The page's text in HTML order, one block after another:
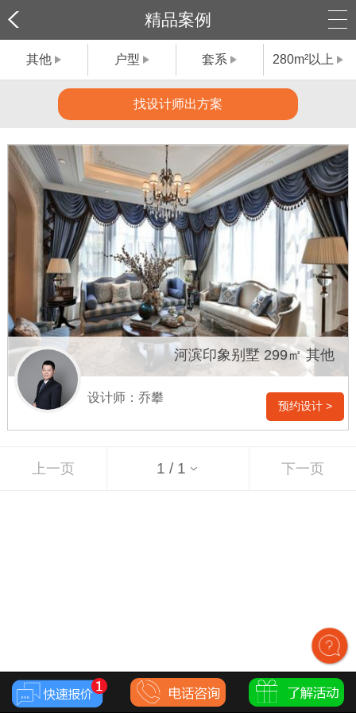
精品案例
其他 户型 套系 280m²以上
找设计师出方案
河滨印象别墅 299㎡ 其他
设计师：乔攀
预约设计 >
上一页 下一页